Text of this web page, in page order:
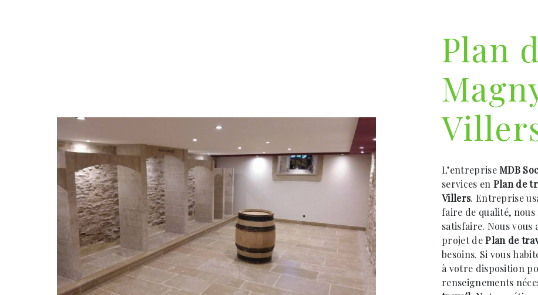
Plan
L’entrepriseMDB
services en Plan de
Villers. Entreprise
faire de qualité,
satisfaire. Nous
projet dePlan de
besoins. Si vous
à votre disposition
renseignements